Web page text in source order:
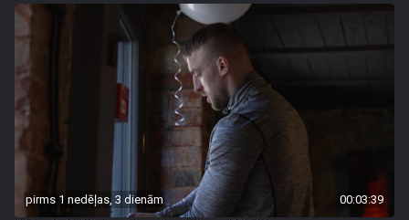
pirms 1 nedēļas, 3 dienām 00:03:39